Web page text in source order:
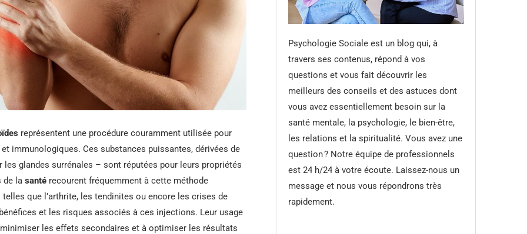
représentent une procédure couramment utilisée pour
immunologiques. Ces substances puissantes, dérivées de
glandes surrénales – sont réputées pour leurs propriétés
de la santé recourent fréquemment à cette méthode
que l’arthrite, les tendinites ou encore les crises de
et les risques associés à ces injections. Leur usage
les effets secondaires et à optimiser les résultats
Psychologie Sociale est un blog qui, à
travers ses contenus, répond à vos
questions et vous fait découvrir les
meilleurs des conseils et des astuces dont
vous avez essentiellement besoin sur la
santé mentale, la psychologie, le bien-être,
les relations et la spiritualité. Vous avez une
question ? Notre équipe de professionnels
est 24 h/24 à votre écoute. Laissez-nous un
message et nous vous répondrons très
rapidement.